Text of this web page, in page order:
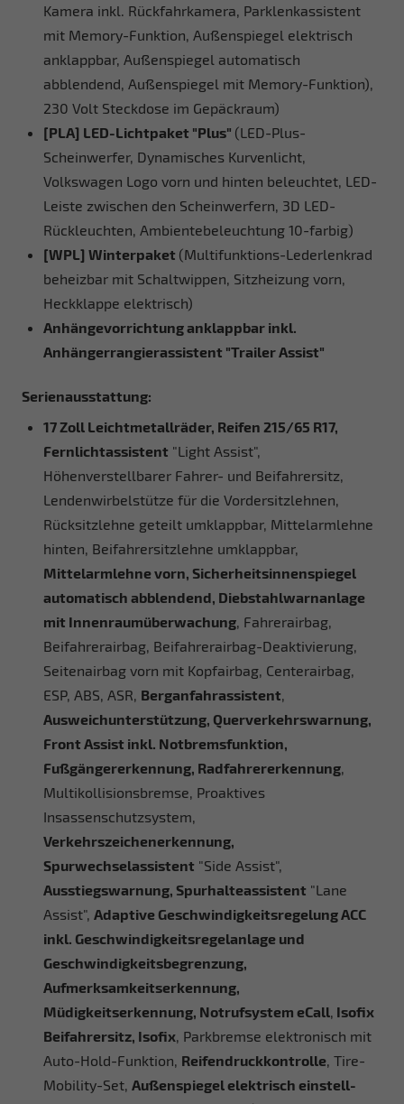
Kamera inkl. Rückfahrkamera, Parklenkassistent
mit Memory-Funktion, Außenspiegel elektrisch
anklappbar, Außenspiegel automatisch
abblendend, Außenspiegel mit Memory-Funktion),
230 Volt Steckdose im Gepäckraum)
[PLA] LED-Lichtpaket "Plus" (LED-Plus-
Scheinwerfer, Dynamisches Kurvenlicht,
Volkswagen Logo vorn und hinten beleuchtet, LED-
Leiste zwischen den Scheinwerfern, 3D LED-
Rückleuchten, Ambientebeleuchtung 10-farbig)
[WPL] Winterpaket (Multifunktions-Lederlenkrad
beheizbar mit Schaltwippen, Sitzheizung vorn,
Heckklappe elektrisch)
Anhängevorrichtung anklappbar inkl.
Anhängerrangierassistent "Trailer Assist"
Serienausstattung:
17 Zoll Leichtmetallräder, Reifen 215/65 R17,
Fernlichtassistent "Light Assist",
Höhenverstellbarer Fahrer- und Beifahrersitz,
Lendenwirbelstütze für die Vordersitzlehnen,
Rücksitzlehne geteilt umklappbar, Mittelarmlehne
hinten, Beifahrersitzlehne umklappbar,
Mittelarmlehne vorn, Sicherheitsinnenspiegel
automatisch abblendend, Diebstahlwarnanlage
mit Innenraumüberwachung , Fahrerairbag,
Beifahrerairbag, Beifahrerairbag-Deaktivierung,
Seitenairbag vorn mit Kopfairbag, Centerairbag,
ESP, ABS, ASR, Berganfahrassistent
Ausweichunterstützung, Querverkehrswarnung,
Front Assist inkl. Notbremsfunktion,
Fußgängererkennung, Radfahrererkennung
Multikollisionsbremse, Proaktives
Insassenschutzsystem,
Verkehrszeichenerkennung,
Spurwechselassistent "Side Assist",
Ausstiegswarnung, Spurhalteassistent "Lane
Assist", Adaptive Geschwindigkeitsregelung ACC
inkl. Geschwindigkeitsregelanlage und
Geschwindigkeitsbegrenzung,
Aufmerksamkeitserkennung,
Müdigkeitserkennung, Notrufsystem eCall Isofix
Beifahrersitz, Isofix , Parkbremse elektronisch mit
Auto-Hold-Funktion, Reifendruckkontrolle , Tire-
Mobility-Set, Außenspiegel elektrisch einstell-